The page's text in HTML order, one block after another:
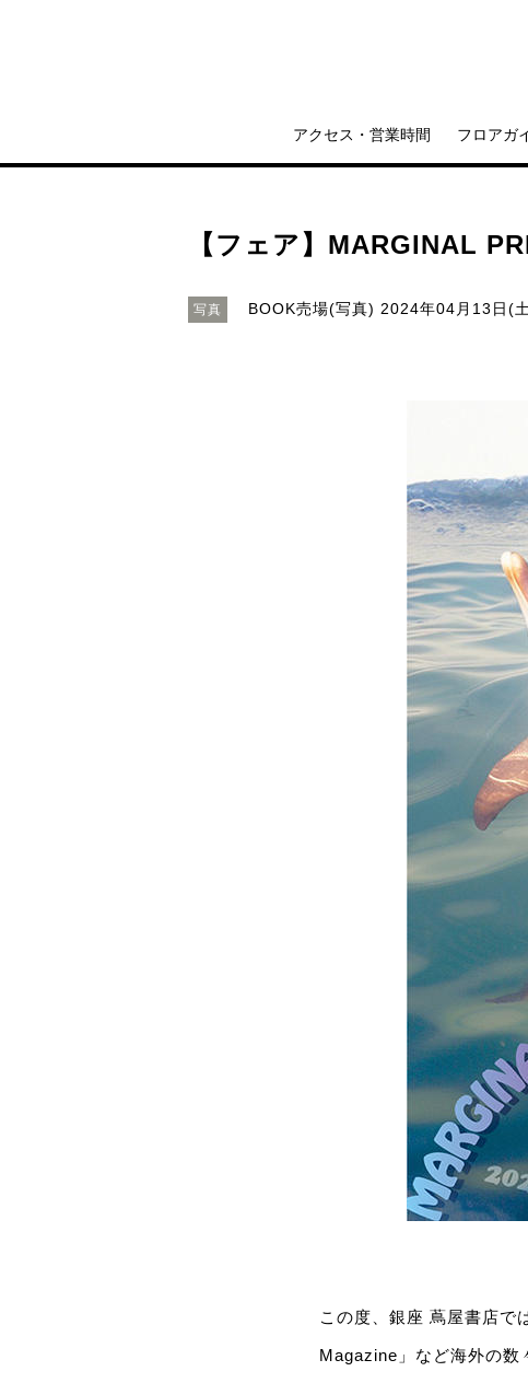
アクセス・営業時間 フロアガ
【フェア】MARGINAL
写真 BOOK売場(写真) 2024年04月13日(
この度、銀座 蔦屋書店
Magazine」など海外の数